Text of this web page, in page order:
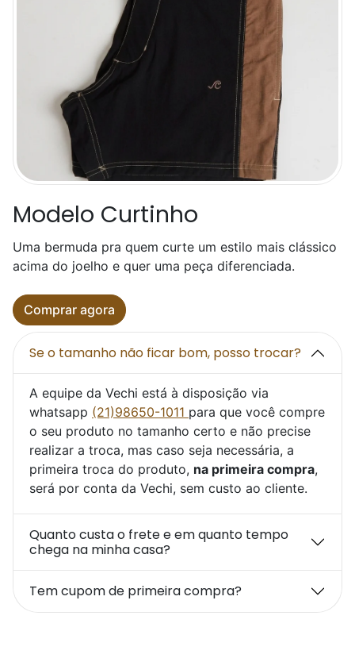
Modelo Curtinho
Uma bermuda pra quem curte um estilo mais clássico
acima do joelho e quer uma peça diferenciada.
Comprar agora
Se o tamanho não ficar bom, posso trocar?
A equipe da Vechi está à disposição via
whatsapp (21)98650-1011 para que você compre
o seu produto no tamanho certo e não precise
realizar a troca, mas caso seja necessária, a
primeira troca do produto, na primeira compra,
será por conta da Vechi, sem custo ao cliente.
Quanto custa o frete e em quanto tempo
chega na minha casa?
Tem cupom de primeira compra?